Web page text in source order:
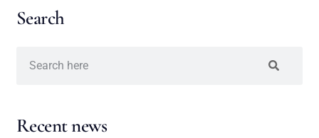
Search
Recent news